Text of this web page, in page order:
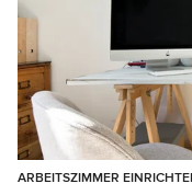
ARBEITSZIMMER